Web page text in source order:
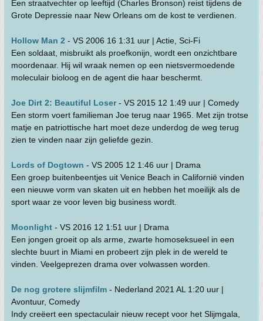
Een straatvechter op leeftijd (Charles Bronson) reist tijdens de
Grote Depressie naar New Orleans om de kost te verdienen.
Hollow Man 2 - VS 2006 16 1:31 uur | Actie, Sci-Fi
Een soldaat, misbruikt als proefkonijn, wordt een onzichtbare
moordenaar. Hij wil wraak nemen op een nietsvermoedende
moleculair bioloog en de agent die haar beschermt.
Joe Dirt 2: Beautiful Loser- VS 2015 12 1:49 uur | Comedy
Een storm voert familieman Joe terug naar 1965. Met zijn trotse
matje en patriottische hart moet deze underdog de weg terug
zien te vinden naar zijn geliefde gezin.
Lords of Dogtown - VS 2005 12 1:46 uur | Drama
Een groep buitenbeentjes uit Venice Beach in Californië vinden
een nieuwe vorm van skaten uit en hebben het moeilijk als de
sport waar ze voor leven big business wordt.
Moonlight - VS 2016 12 1:51 uur | Drama
Een jongen groeit op als arme, zwarte homoseksueel in een
slechte buurt in Miami en probeert zijn plek in de wereld te
vinden. Veelgeprezen drama over volwassen worden.
De nog grotere slijmfilm - Nederland 2021 AL 1:20 uur |
Avontuur, Comedy
Indy creëert een spectaculair nieuw recept voor het Slijmgala,